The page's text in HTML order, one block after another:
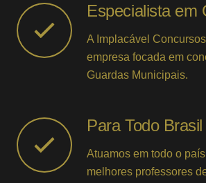
Especialista em
A Implacável
empresa focada em
Guardas Municipais.
Para Todo Brasil
Atuamos em todo o
melhores professores